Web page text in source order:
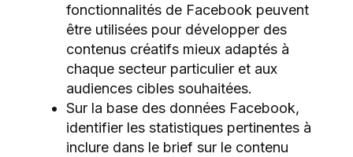
fonctionnalités de Facebook peuvent
être utilisées pour développer des
contenus créatifs mieux adaptés à
chaque secteur particulier et aux
audiences cibles souhaitées.
Sur la base des données Facebook,
identifier les statistiques pertinentes à
inclure dans le brief sur le contenu